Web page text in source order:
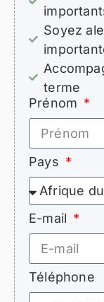
Soyez
terme
Prénom
Pays
E-mail
Téléphone